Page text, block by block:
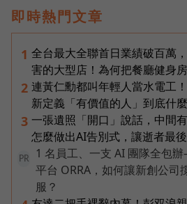
即時熱門文章
1 全台最大全聯首日業績破百萬
害的大型店！為何把餐廳健身
2 連黃仁勳都叫年輕人當水電工
新定義「有價值的人」到底什
3 一張遺照「開口」說話，中間
怎麼做出AI告別式，讓逝者最
PR
1 名員工、一支 AI 團隊全包
平台 ORRA，如何讓新創公司
服？